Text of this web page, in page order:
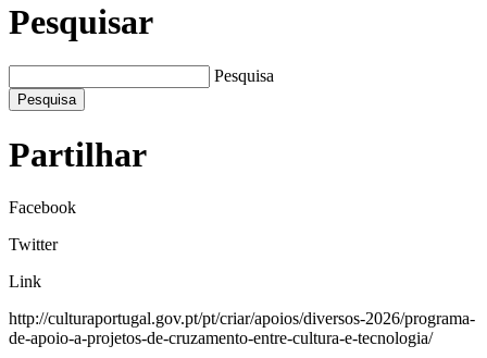
Pesquisar
Pesquisa
Pesquisa
Partilhar
Facebook
Twitter
Link
http://culturaportugal.gov.pt/pt/criar/apoios/diversos-2026/programa-
de-apoio-a-projetos-de-cruzamento-entre-cultura-e-tecnologia/